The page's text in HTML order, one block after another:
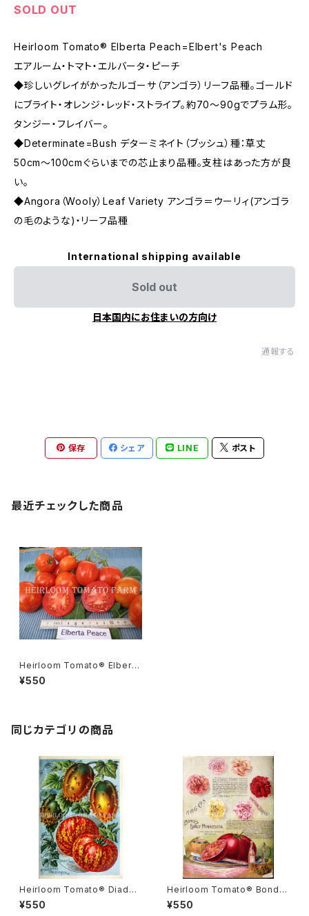
SOLD OUT
Heirloom Tomato® Elberta Peach=Elbert's Peach
エアルーム・トマト・エルバータ・ピーチ
◆珍しいグレイがかったルゴーサ（アンゴラ）リーフ品種。ゴールド
にブライト・オレンジ・レッド・ストライプ。約70〜90gでプラム形。
タンジー・フレイバー。
◆Determinate=Bush デターミネイト（ブッシュ）種：草丈
50cm〜100cmぐらいまでの芯止まり品種。支柱はあった方が良
い。
◆Angora（Wooly）Leaf Variety アンゴラ＝ウーリィ(アンゴラ
の毛のような)・リーフ品種
International shipping available
Sold out
日本国内にお住まいの方向け
通報する
保存 シェア LINE ポスト
最近チェックした商品
Heirloom Tomato® Elberta
Peach エアルーム・トマト・エル
バータ・ピーチ
¥550
同じカテゴリの商品
Heirloom Tomato® Diade
m エアルーム・トマト・ダイアデ
ム
¥550
Heirloom Tomato® Bond's
Early Minnesota エアルーム・
トマト・ボンズ・アーリー・ミネソ
¥550